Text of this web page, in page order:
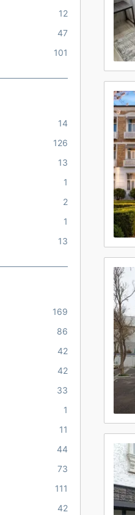
12
47
101
14
126
13
1
2
1
13
169
86
42
42
33
1
11
44
73
111
42